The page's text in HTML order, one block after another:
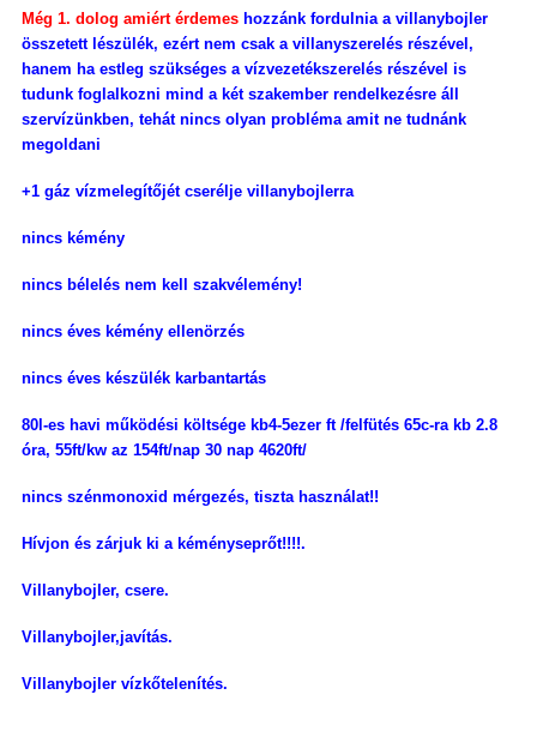
Még 1. dolog amiért érdemes hozzánk fordulnia a villanybojler
összetett lészülék, ezért nem csak a villanyszerelés részével,
hanem ha estleg szükséges a vízvezetékszerelés részével is
tudunk foglalkozni mind a két szakember rendelkezésre áll
szervízünkben, tehát nincs olyan probléma amit ne tudnánk
megoldani
+1 gáz vízmelegítőjét cserélje villanybojlerra
nincs kémény
nincs bélelés nem kell szakvélemény!
nincs éves kémény ellenörzés
nincs éves készülék karbantartás
80l-es havi működési költsége kb4-5ezer ft /felfütés 65c-ra kb 2.8
óra, 55ft/kw az 154ft/nap 30 nap 4620ft/
nincs szénmonoxid mérgezés, tiszta használat!!
Hívjon és zárjuk ki a kéményseprőt!!!!.
Villanybojler, csere.
Villanybojler,javítás.
Villanybojler vízkőtelenítés.